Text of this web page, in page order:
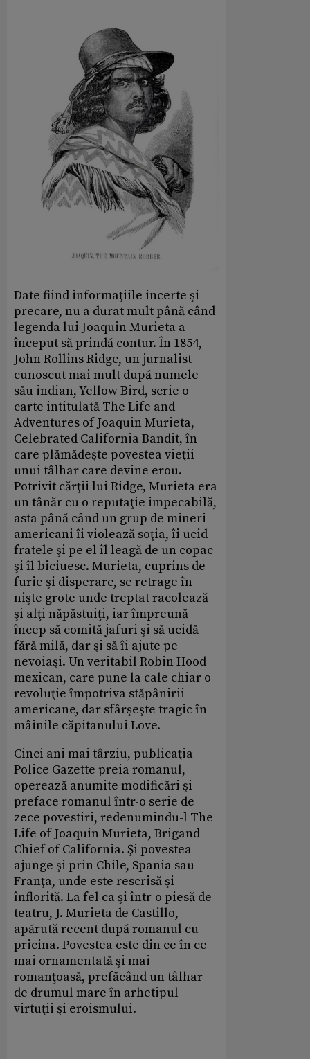
Date fiind informaţiile incerte şi
precare, nu a durat mult până când
legenda lui Joaquin Murieta a
început să prindă contur. În 1854,
John Rollins Ridge, un jurnalist
cunoscut mai mult după numele
său indian, Yellow Bird, scrie o
carte intitulată The Life and
Adventures of Joaquin Murieta,
Celebrated California Bandit, în
care plămădeşte povestea vieţii
unui tâlhar care devine erou.
Potrivit cărţii lui Ridge, Murieta era
un tânăr cu o reputaţie impecabilă,
asta până când un grup de mineri
americani îi violează soţia, îi ucid
fratele şi pe el îl leagă de un copac
şi îl biciuesc. Murieta, cuprins de
furie şi disperare, se retrage în
nişte grote unde treptat racolează
şi alţi năpăstuiţi, iar împreună
încep să comită jafuri şi să ucidă
fără milă, dar şi să îi ajute pe
nevoiaşi. Un veritabil Robin Hood
mexican, care pune la cale chiar o
revoluţie împotriva stăpânirii
americane, dar sfârşeşte tragic în
mâinile căpitanului Love.
Cinci ani mai târziu, publicaţia
Police Gazette preia romanul,
operează anumite modificări şi
preface romanul într-o serie de
zece povestiri, redenumindu-l The
Life of Joaquin Murieta, Brigand
Chief of California. Şi povestea
ajunge şi prin Chile, Spania sau
Franţa, unde este rescrisă şi
înflorită. La fel ca şi într-o piesă de
teatru, J. Murieta de Castillo,
apărută recent după romanul cu
pricina. Povestea este din ce în ce
mai ornamentată şi mai
romanţoasă, prefăcând un tâlhar
de drumul mare în arhetipul
virtuţii şi eroismului.